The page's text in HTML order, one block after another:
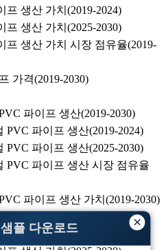
×
플 다운로드
프 생산 가치(2019-2024)
프 생산 가치(2025-2030)
프 생산 가치 시장 점유율(2019-
가격(2019-2030)
파이프 생산(2019-2030)
PVC 파이프 생산(2019-2024)
PVC 파이프 생산(2025-2030)
PVC 파이프 생산 시장 점유율
파이프 생산 가치(2019-2030)
PVC 파이프 생산 가치(2019-